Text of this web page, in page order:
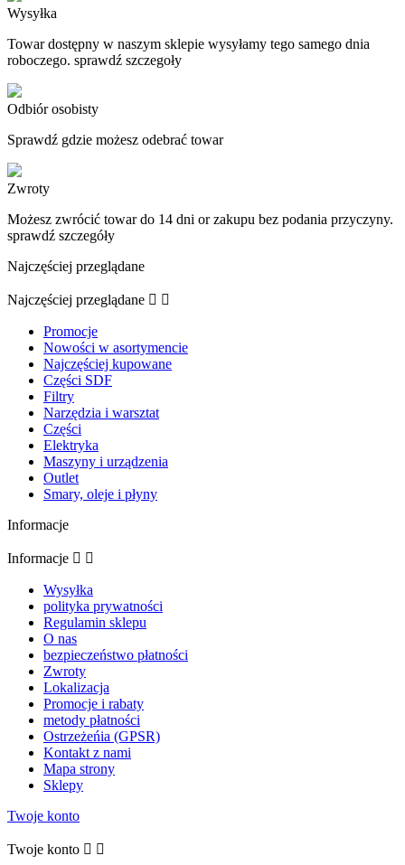
Wysyłka
Towar dostępny w naszym sklepie wysyłamy tego samego dnia
roboczego. sprawdź szczegoły
Odbiór osobisty
Sprawdź gdzie możesz odebrać towar
Zwroty
Możesz zwrócić towar do 14 dni or zakupu bez podania przyczyny.
sprawdź szczegóły
Najczęściej przeglądane
Najczęściej przeglądane  
Promocje
Nowości w asortymencie
Najczęściej kupowane
Części SDF
Filtry
Narzędzia i warsztat
Części
Elektryka
Maszyny i urządzenia
Outlet
Smary, oleje i płyny
Informacje
Informacje  
Wysyłka
polityka prywatności
Regulamin sklepu
O nas
bezpieczeństwo płatności
Zwroty
Lokalizacja
Promocje i rabaty
metody płatności
Ostrzeżeńia (GPSR)
Kontakt z nami
Mapa strony
Sklepy
Twoje konto
Twoje konto  